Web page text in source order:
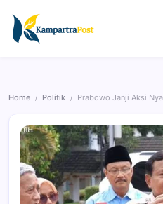
Home / Politik / Prabowo Janji Aksi